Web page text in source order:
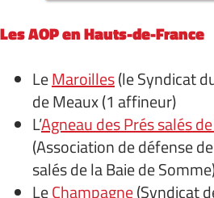
Les AOP en Hauts-de-France
LeMaroilles(le Syndicat
de Meaux (1 affineur)
L’Agneau des Prés salés
(Association de défense
salés de la Baie de
LeChampagne(Syndicat